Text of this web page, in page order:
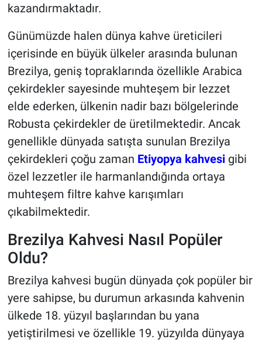
kazandırmaktadır.
Günümüzde halen dünya kahve üreticileri
içerisinde en büyük ülkeler arasında bulunan
Brezilya, geniş topraklarında özellikle Arabica
çekirdekler sayesinde muhteşem bir lezzet
elde ederken, ülkenin nadir bazı bölgelerinde
Robusta çekirdekler de üretilmektedir. Ancak
genellikle dünyada satışta sunulan Brezilya
çekirdekleri çoğu zaman Etiyopya kahvesi gibi
özel lezzetler ile harmanlandığında ortaya
muhteşem filtre kahve karışımları
çıkabilmektedir.
Brezilya Kahvesi Nasıl Popüler
Oldu?
Brezilya kahvesi bugün dünyada çok popüler bir
yere sahipse, bu durumun arkasında kahvenin
ülkede 18. yüzyıl başlarından bu yana
yetiştirilmesi ve özellikle 19. yüzyılda dünyaya